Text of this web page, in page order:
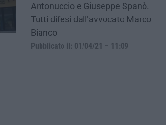
Antonuccio e Giuseppe Spanò.
Tutti difesi dall’avvocato Marco
Bianco
Pubblicato il: 01/04/21 – 11:09